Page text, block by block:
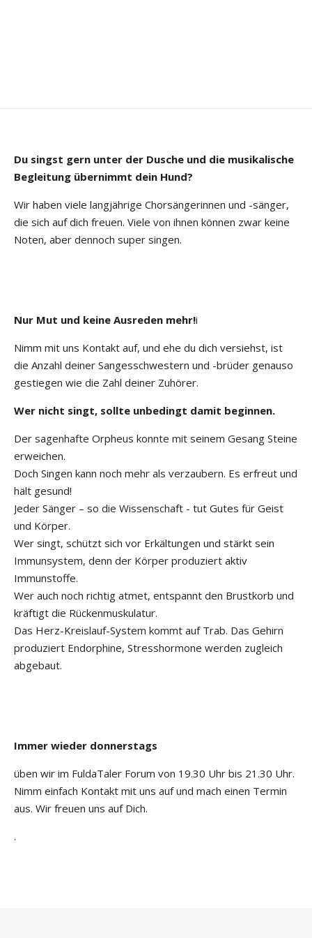
Du singst gern unter der Dusche und die musikalische
Begleitung übernimmt dein Hund?
Wir haben viele langjährige Chorsängerinnen und -sänger,
die sich auf dich freuen. Viele von ihnen können zwar keine
Noten, aber dennoch super singen.
Nur Mut und keine Ausreden mehr!i
Nimm mit uns Kontakt auf, und ehe du dich versiehst, ist
die Anzahl deiner Sangesschwestern und -brüder genauso
gestiegen wie die Zahl deiner Zuhörer.
Wer nicht singt, sollte unbedingt damit beginnen.
Der sagenhafte Orpheus konnte mit seinem Gesang Steine
erweichen.
Doch Singen kann noch mehr als verzaubern. Es erfreut und
hält gesund!
Jeder Sänger – so die Wissenschaft - tut Gutes für Geist
und Körper.
Wer singt, schützt sich vor Erkältungen und stärkt sein
Immunsystem, denn der Körper produziert aktiv
Immunstoffe.
Wer auch noch richtig atmet, entspannt den Brustkorb und
kräftigt die Rückenmuskulatur.
Das Herz-Kreislauf-System kommt auf Trab. Das Gehirn
produziert Endorphine, Stresshormone werden zugleich
abgebaut.
Immer wieder donnerstags
üben wir im FuldaTaler Forum von 19.30 Uhr bis 21.30 Uhr.
Nimm einfach Kontakt mit uns auf und mach einen Termin
aus. Wir freuen uns auf Dich.
.